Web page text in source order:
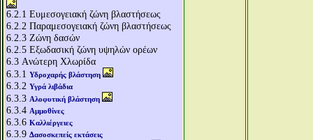
6.2.1 Ευμεσογειακή ζώνη βλαστήσεως
6.2.2 Παραμεσογειακή ζώνη βλαστήσεως
6.2.3 Ζώνη δασών
6.2.5 Εξωδασική ζώνη υψηλών ορέων
6.3 Aνώτερη Χλωρίδα
6.3.1 Υδροχαρής βλάστηση
6.3.2 Υγρά λιβάδια
6.3.3 Αλοφυτική βλάστηση
6.3.4 Αμμοθίνες
6.3.6 Καλλιέργειες
6.3.9 Δασοσκεπείς εκτάσεις